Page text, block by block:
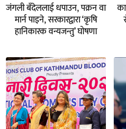
जंगली बँदेललाई धपाउन, पक्रन वा
मार्न पाइने, सरकारद्वारा ‘कृषि
हानिकारक वन्यजन्तु’ घोषणा